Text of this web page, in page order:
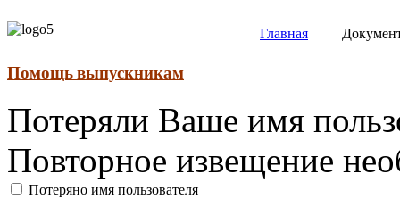
Главная
Помощь выпускникам
Потеряли Ваше имя
Повторное извещение
Потеряно имя пользователя